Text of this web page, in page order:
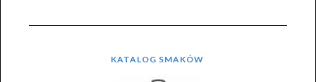
KATALOG SMAKÓW